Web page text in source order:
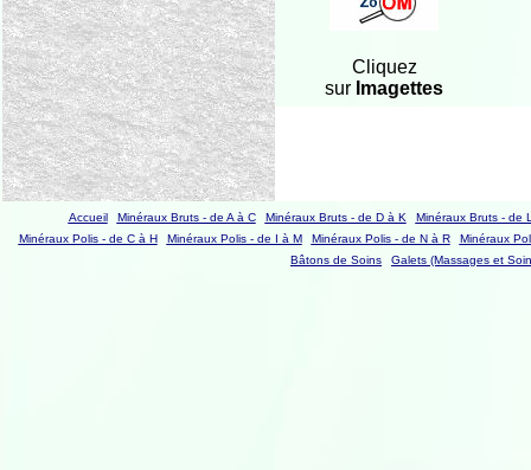
Cliquez
sur Imagettes
Accueil Minéraux Bruts - de A à C Minéraux Bruts - de D à K
Minéraux Bruts - de
Minéraux Polis - de C à H
Minéraux Polis - de I à M Minéraux Polis - de N à R
Minéraux
Bâtons de Soins
Galets (Massages et